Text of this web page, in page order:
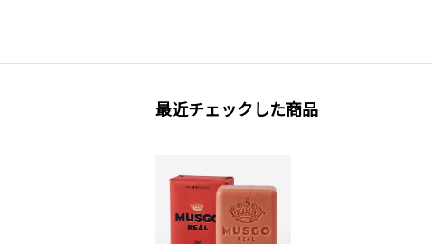
最近チェックした商品